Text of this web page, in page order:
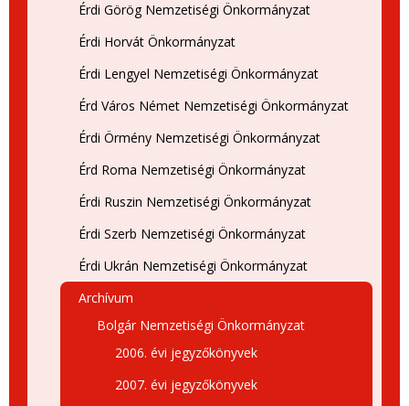
Érdi Görög Nemzetiségi Önkormányzat
Érdi Horvát Önkormányzat
Érdi Lengyel Nemzetiségi Önkormányzat
Érd Város Német Nemzetiségi Önkormányzat
Érdi Örmény Nemzetiségi Önkormányzat
Érd Roma Nemzetiségi Önkormányzat
Érdi Ruszin Nemzetiségi Önkormányzat
Érdi Szerb Nemzetiségi Önkormányzat
Érdi Ukrán Nemzetiségi Önkormányzat
Archívum
Bolgár Nemzetiségi Önkormányzat
2006. évi jegyzőkönyvek
2007. évi jegyzőkönyvek